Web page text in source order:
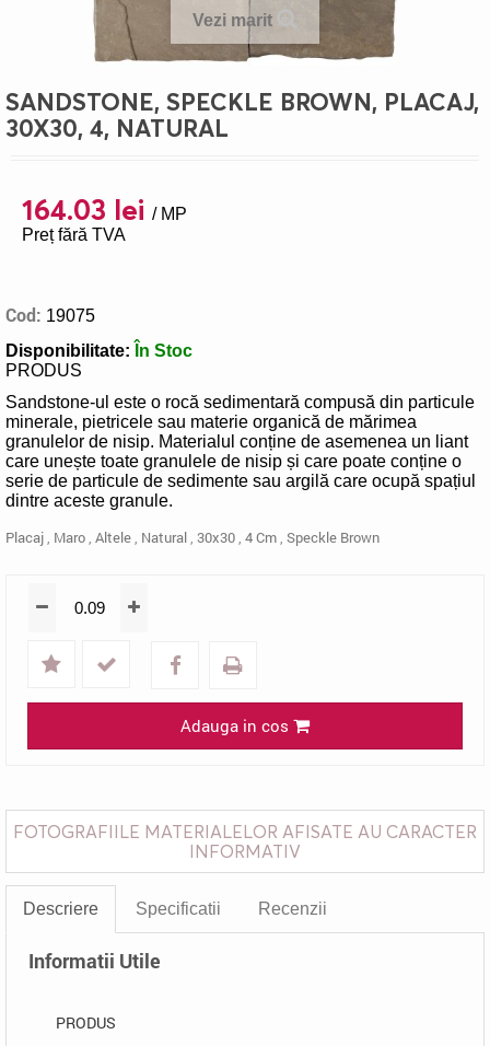
Vezi marit
SANDSTONE, SPECKLE BROWN, PLACAJ,
30X30, 4, NATURAL
164.03 lei / MP
Preț fără TVA
Cod: 19075
Disponibilitate: În Stoc
PRODUS
Sandstone-ul este o rocă sedimentară compusă din particule
minerale, pietricele sau materie organică de mărimea
granulelor de nisip. Materialul conține de asemenea un liant
care unește toate granulele de nisip și care poate conține o
serie de particule de sedimente sau argilă care ocupă spațiul
dintre aceste granule.
Placaj, Maro, Altele, Natural, 30x30, 4 Cm, Speckle Brown
Adauga in cos
FOTOGRAFIILE MATERIALELOR AFISATE AU CARACTER
INFORMATIV
Descriere Specificatii Recenzii
Informatii Utile
PRODUS